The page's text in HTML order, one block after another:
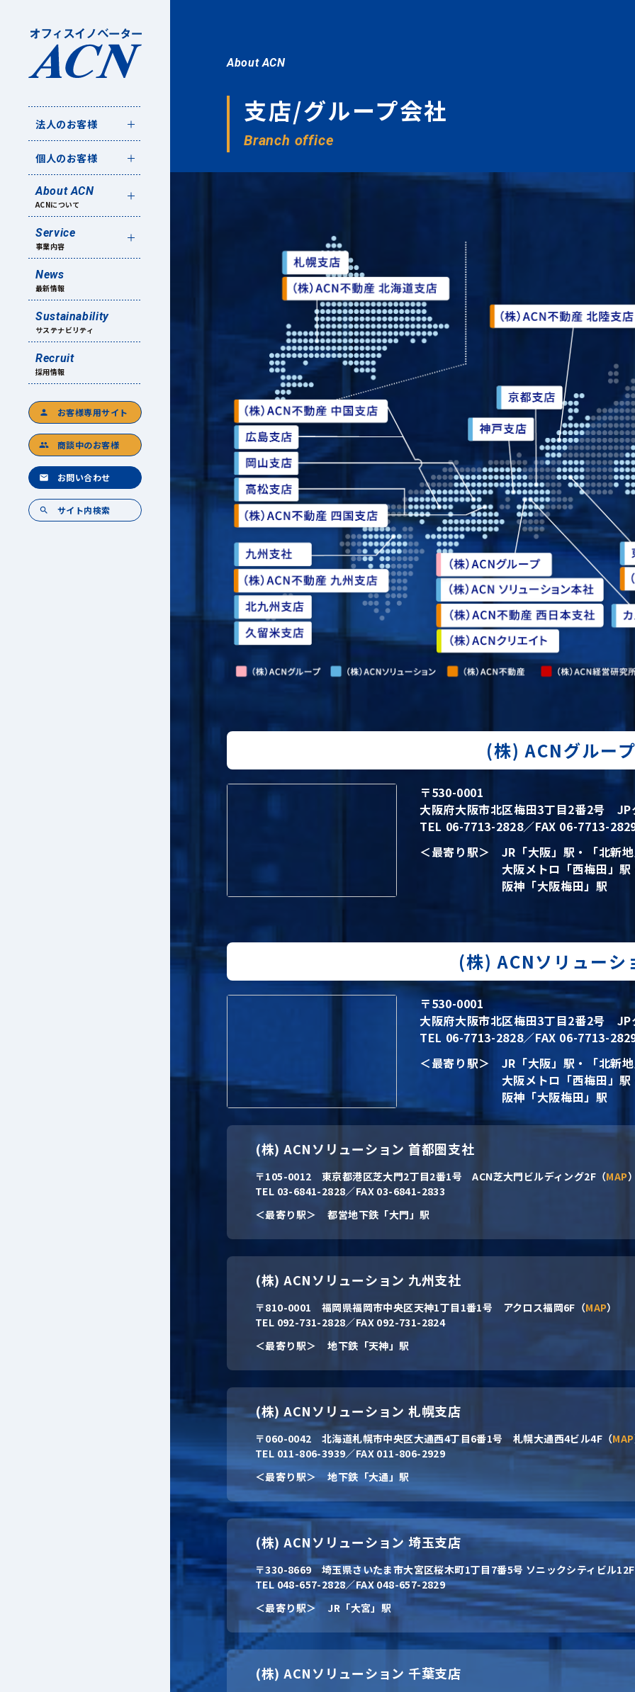
法人のお客様
個人のお客様
About ACN
ACNについて
Service
事業内容
News
最新情報
Sustainability
サステナビリティ
Recruit
採用情報
person お客様専用サイト
group 商談中のお客様
mail お問い合わせ
search サイト内検索
About ACN
支店/グループ会社
Branch office
(株) ACNグループ
〒530-0001
大阪府大阪市北区梅田3丁目2番2号 JP
TEL 06-7713-2828／FAX 06-7713-
＜最寄り駅＞
JR「大阪」駅・「北新
大阪メトロ「西梅田」
阪神「大阪梅田」駅
(株) ACNソリューシ
〒530-0001
大阪府大阪市北区梅田3丁目2番2号 JP
TEL 06-7713-2828／FAX 06-7713-
＜最寄り駅＞
JR「大阪」駅・「北新
大阪メトロ「西梅田」
阪神「大阪梅田」駅
(株) ACNソリューション 首都圏支社
〒105-0012東京都港区芝大門2丁目2番1号 ACN芝大門ビルディング2F（MAP）
TEL 03-6841-2828／FAX 03-6841-2833
＜最寄り駅＞
都営地下鉄「大門」駅
(株) ACNソリューション 九州支社
〒810-0001福岡県福岡市中央区天神1丁目1番1号 アクロス福岡6F（MAP）
TEL 092-731-2828／FAX 092-731-2824
＜最寄り駅＞
地下鉄「天神」駅
(株) ACNソリューション 札幌支店
〒060-0042北海道札幌市中央区大通西4丁目6番1号 札幌大通西4ビル4F（MAP
TEL 011-806-3939／FAX 011-806-2929
＜最寄り駅＞
地下鉄「大通」駅
(株) ACNソリューション 埼玉支店
〒330-8669埼玉県さいたま市大宮区桜木町1丁目7番5号 ソニックシティビル
TEL 048-657-2828／FAX 048-657-2829
＜最寄り駅＞
JR「大宮」駅
(株) ACNソリューション 千葉支店